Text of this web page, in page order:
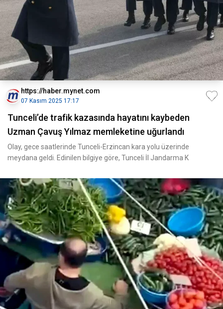
https://haber.mynet.com
07 Kasım 2025 17:17
Tunceli’de trafik kazasında hayatını kaybeden
Uzman Çavuş Yılmaz memleketine uğurlandı
Olay, gece saatlerinde Tunceli-Erzincan kara yolu üzerinde
meydana geldi. Edinilen bilgiye göre, Tunceli İl Jandarma K